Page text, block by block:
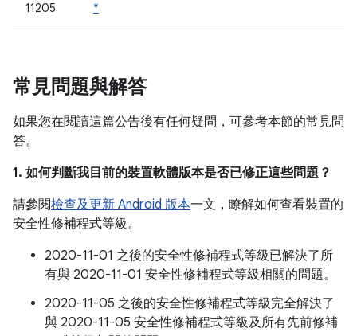
11205
*
常見問題與解答
如果您在閱讀這篇公告後有任何疑問，可參考本節的常見問
答。
1. 如何判斷我目前的裝置軟體版本是否已修正這些問題？
請參閱檢查及更新 Android 版本一文，瞭解如何查看裝置的
安全性修補程式等級。
2020-11-01 之後的安全性修補程式等級已解決了所
有與 2020-11-01 安全性修補程式等級相關的問題。
2020-11-05 之後的安全性修補程式等級完全解決了
與 2020-11-05 安全性修補程式等級及所有先前修補